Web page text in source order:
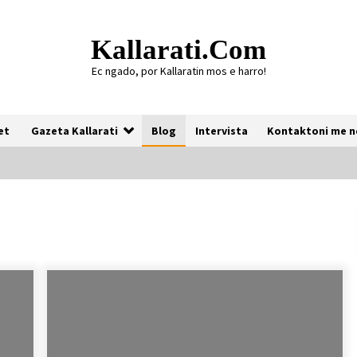
Kallarati.com
Ec ngado, por Kallaratin mos e harro!
Gazeta Kallarati Blog Intervista Kontaktoni me